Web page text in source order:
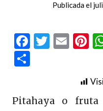
Publicada el
Facebook
Twitter
Pitahaya o fruta